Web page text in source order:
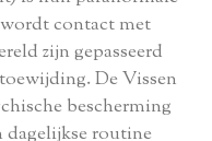
contact met
zijn gepasseerd
De Vissen
bescherming
dagelijkse routine